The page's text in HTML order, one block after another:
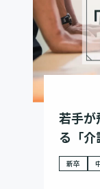
若手が
る「介
新卒